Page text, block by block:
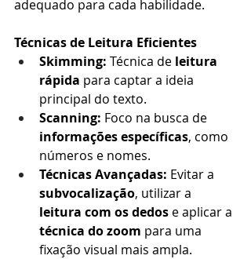
adequado para cada habilidade.
Técnicas de Leitura Eficientes
Skimming: Técnica de leitura
rápida para captar a ideia
principal do texto.
Scanning: Foco na busca de
informações específicas, como
números e nomes.
Técnicas Avançadas: Evitar a
subvocalização, utilizar a
leitura com os dedos e aplicar a
técnica do zoom para uma
fixação visual mais ampla.